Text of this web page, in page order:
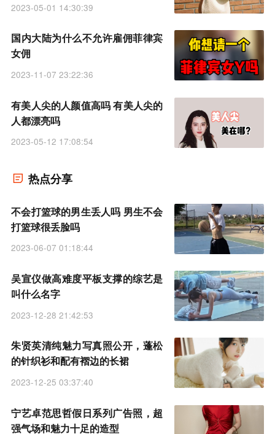
2023-05-01 14:30:39
国内大陆为什么不允许雇佣菲律宾
女佣
2023-11-07 23:22:36
有美人尖的人颜值高吗 有美人尖的
人都漂亮吗
2023-05-12 17:08:54
热点分享
不会打篮球的男生丢人吗 男生不会
打篮球很丢脸吗
2023-06-07 01:18:44
吴宣仪做高难度平板支撑的综艺是
叫什么名字
2023-12-28 21:42:53
朱贤英清纯魅力写真照公开，蓬松
的针织衫和配有褶边的长裙
2023-12-25 03:37:40
宁艺卓范思哲假日系列广告照，超
强气场和魅力十足的造型